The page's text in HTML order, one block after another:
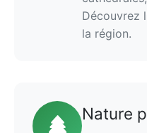
Découvrez
la région.
Nature